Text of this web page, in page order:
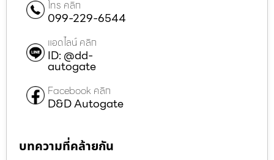
โทร คลิก
099-229-6544
แอดไลน์ คลิก
ID: @dd-
autogate
Facebook คลิก
D&D Autogate
บทความที่คล้ายกัน